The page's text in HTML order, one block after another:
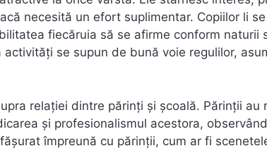
necesită un efort suplimentar. Copiilor li
fiecăruia să se afirme conform naturii
se supun de bună voie regulilor,
relației dintre părinți și școală. Părinții au
și profesionalismul acestora,
împreună cu părinții, cum ar fi